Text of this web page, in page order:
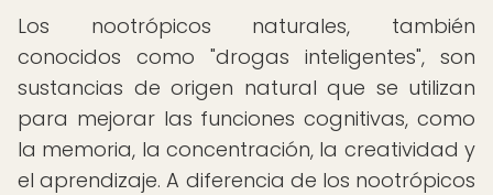
Los nootrópicos naturales, también
conocidos como "drogas inteligentes", son
sustancias de origen natural que se utilizan
para mejorar las funciones cognitivas, como
la memoria, la concentración, la creatividad y
el aprendizaje. A diferencia de los nootrópicos